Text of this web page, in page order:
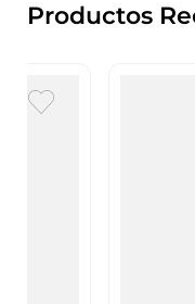
Productos